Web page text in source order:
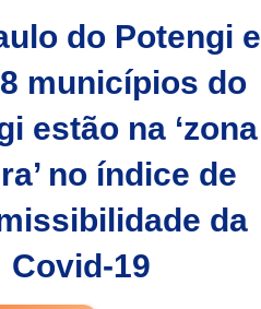
do Potengi e
municípios do
estão na ‘zona
no índice de
da
Covid-19